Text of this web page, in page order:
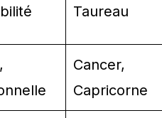
Taureau
Cancer,
Capricorne